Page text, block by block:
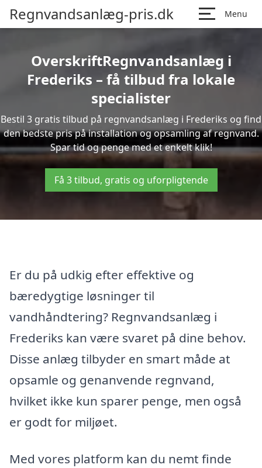
Regnvandsanlæg-pris.dk Menu
OverskriftRegnvandsanlæg i
Frederiks – få tilbud fra lokale
specialister
Bestil 3 gratis tilbud på regnvandsanlæg i Frederiks og find
den bedste pris på installation og opsamling af regnvand.
Spar tid og penge med et enkelt klik!
Få 3 tilbud, gratis og uforpligtende
Er du på udkig efter effektive og
bæredygtige løsninger til
vandhåndtering? Regnvandsanlæg i
Frederiks kan være svaret på dine behov.
Disse anlæg tilbyder en smart måde at
opsamle og genanvende regnvand,
hvilket ikke kun sparer penge, men også
er godt for miljøet.
Med vores platform kan du nemt finde